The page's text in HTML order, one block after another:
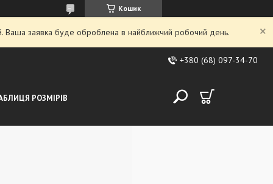
Кошик
Ваша заявка буде оброблена в найближчий робочий день.
+380 (68) 097-34-70
РОЗМІРІВ